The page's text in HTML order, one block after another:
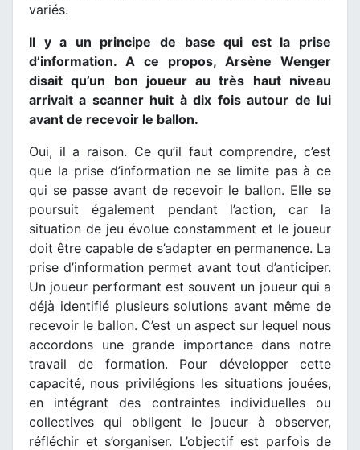
variés.
Il y a un principe de base qui est la prise
d’information. A ce propos, Arsène Wenger
disait qu’un bon joueur au très haut niveau
arrivait a scanner huit à dix fois autour de lui
avant de recevoir le ballon.
Oui, il a raison. Ce qu’il faut comprendre, c’est
que la prise d’information ne se limite pas à ce
qui se passe avant de recevoir le ballon. Elle se
poursuit également pendant l’action, car la
situation de jeu évolue constamment et le joueur
doit être capable de s’adapter en permanence. La
prise d’information permet avant tout d’anticiper.
Un joueur performant est souvent un joueur qui a
déjà identifié plusieurs solutions avant même de
recevoir le ballon. C’est un aspect sur lequel nous
accordons une grande importance dans notre
travail de formation. Pour développer cette
capacité, nous privilégions les situations jouées,
en intégrant des contraintes individuelles ou
collectives qui obligent le joueur à observer,
réfléchir et s’organiser. L’objectif est parfois de